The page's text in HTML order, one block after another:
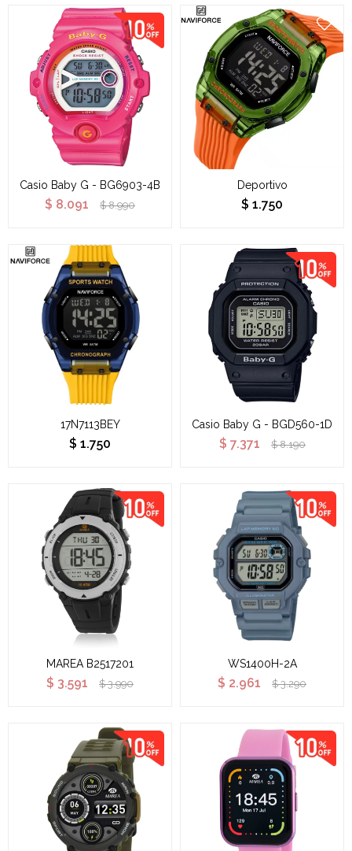
Casio Baby G - BG6903-4B
$ 8.091 $ 8.990
Deportivo
$ 1.750
17N7113BEY
$ 1.750
Casio Baby G - BGD560-1D
$ 7.371 $ 8.190
MAREA B2517201
$ 3.591 $ 3.990
WS1400H-2A
$ 2.961 $ 3.290